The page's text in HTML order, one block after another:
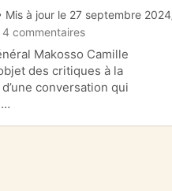
Mis à jour le 27 septembre 2024
4 commentaires
Makosso Camille
des critiques à la
conversation qui